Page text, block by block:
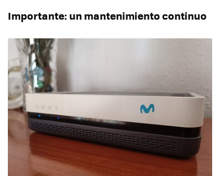
Importante: un mantenimiento continuo